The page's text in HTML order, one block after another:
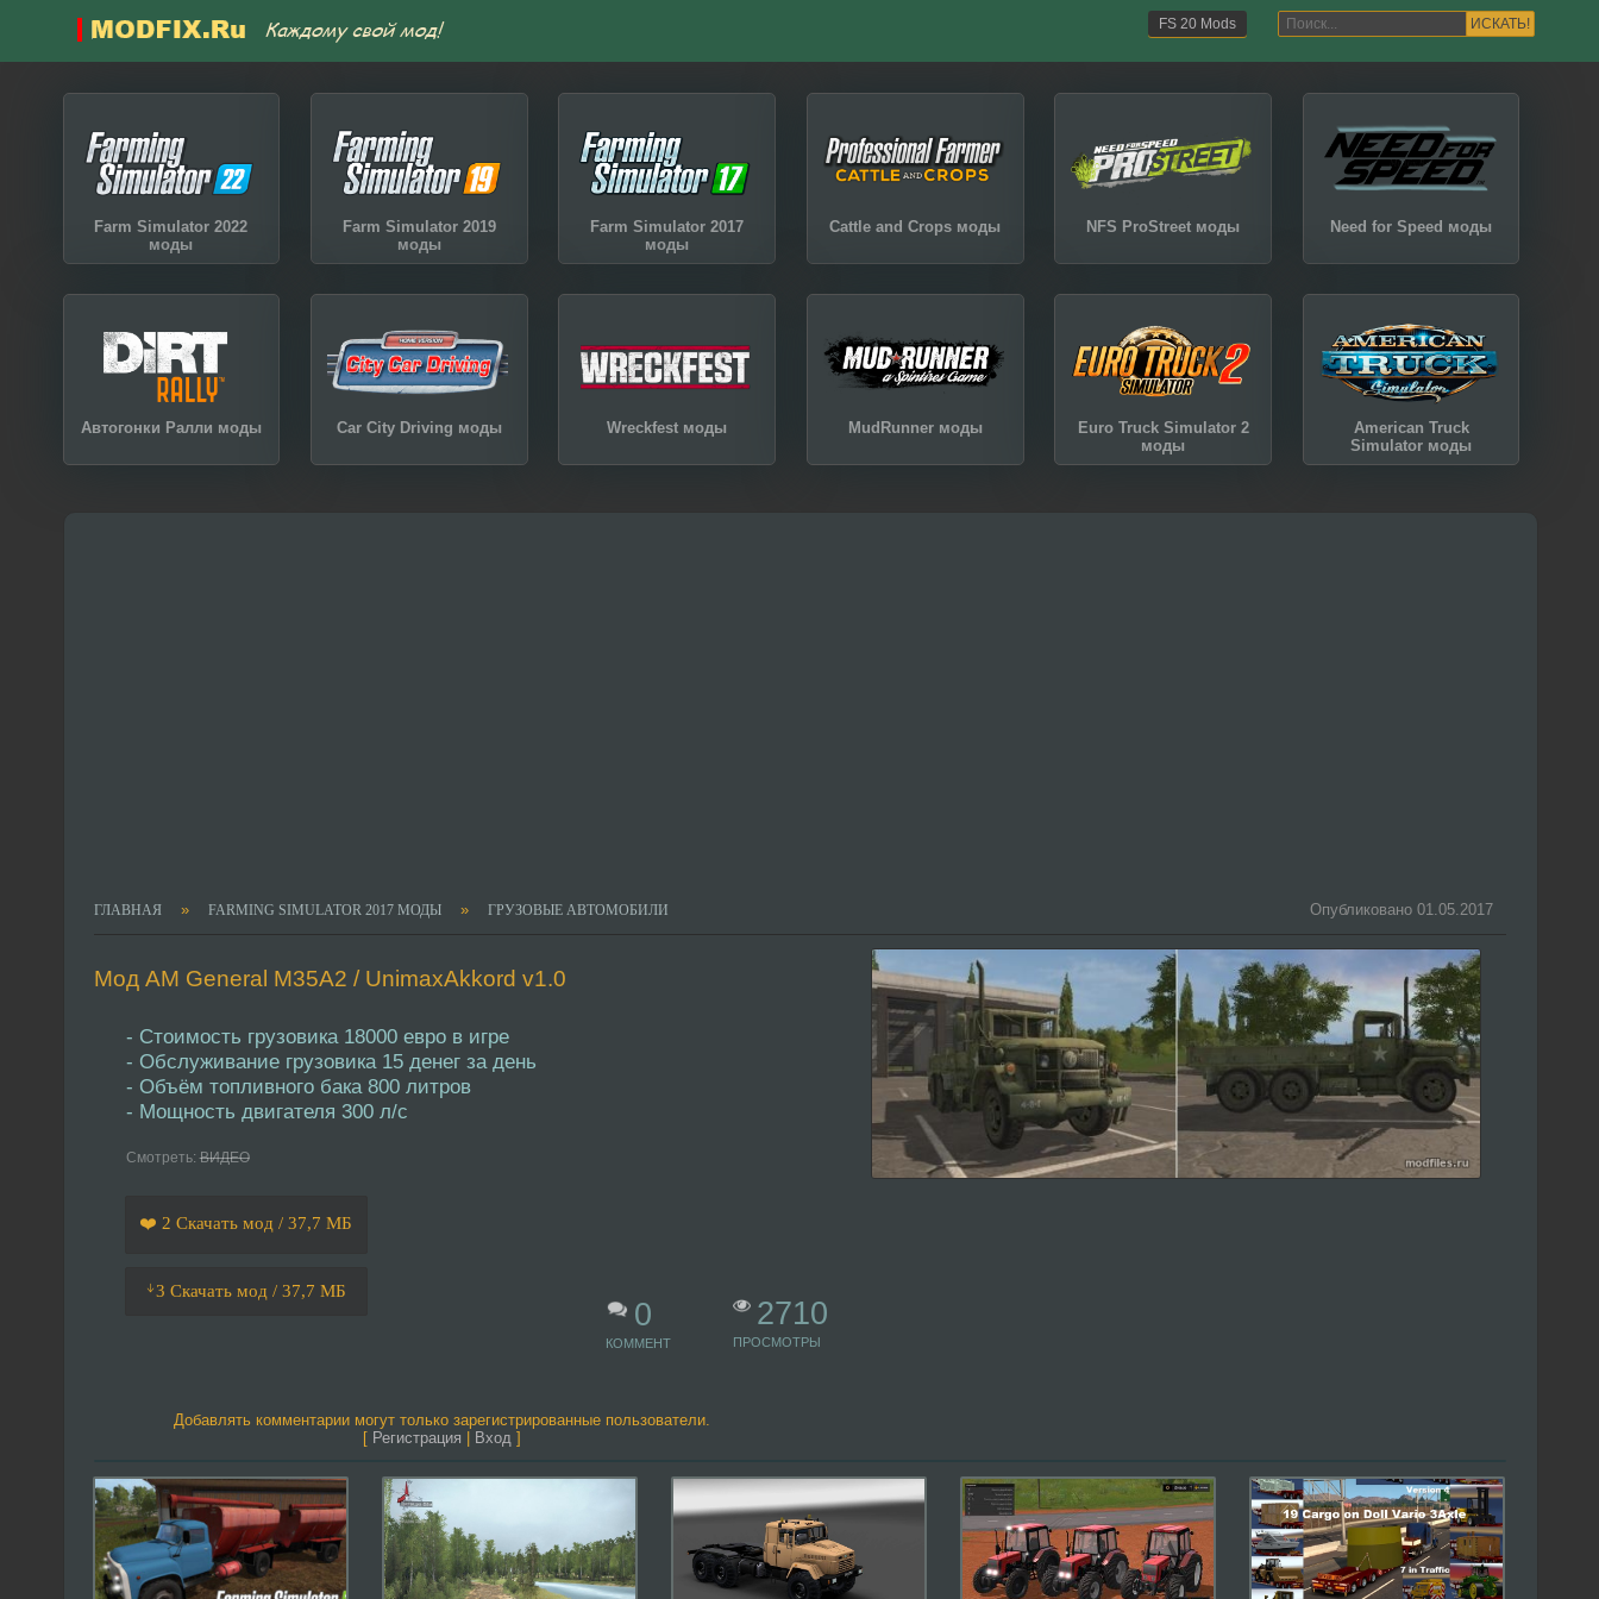
ИСКАТЬ!
FS 20 Mods
Farm Simulator 2022
моды
Farm Simulator 2019
моды
Farm Simulator 2017
моды
Cattle and Crops моды NFS ProStreet моды Need for Speed моды
Автогонки Ралли моды Car City Driving моды Wreckfest моды MudRunner моды
Euro Truck Simulator 2
моды
American Truck
Simulator моды
ГЛАВНАЯ » FARMING SIMULATOR 2017 МОДЫ » ГРУЗОВЫЕ АВТОМОБИЛИ Опубликовано 01.05.2017
Мод AM General M35A2 / UnimaxAkkord v1.0
- Стоимость грузовика 18000 евро в игре
- Обслуживание грузовика 15 денег за день
- Объём топливного бака 800 литров
- Мощность двигателя 300 л/с
Смотреть: ВИДЕО
❤️ 2 Скачать мод / 37,7 МБ
ᛎ3 Скачать мод / 37,7 МБ
0
КОММЕНТ
2710
ПРОСМОТРЫ
Добавлять комментарии могут только зарегистрированные пользователи.
[ Регистрация | Вход ]